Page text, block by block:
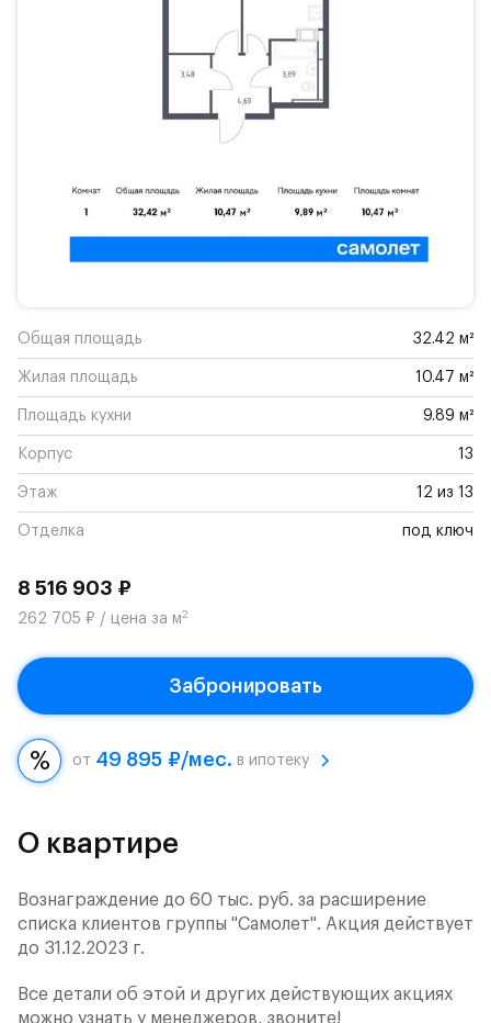
Общая площадь 32.42 м²
Жилая площадь 10.47 м²
Площадь кухни 9.89 м²
Корпус 13
Этаж 12 из 13
Отделка под ключ
8 516 903 ₽
262 705 ₽ / цена за м2
Забронировать
от 49 895 ₽/мес. в ипотеку
О квартире
Вознаграждение до 60 тыс. руб. за расширение
списка клиентов группы "Самолет". Акция действует
до 31.12.2023 г.
Все детали об этой и других действующих акциях
можно узнать у менеджеров, звоните!